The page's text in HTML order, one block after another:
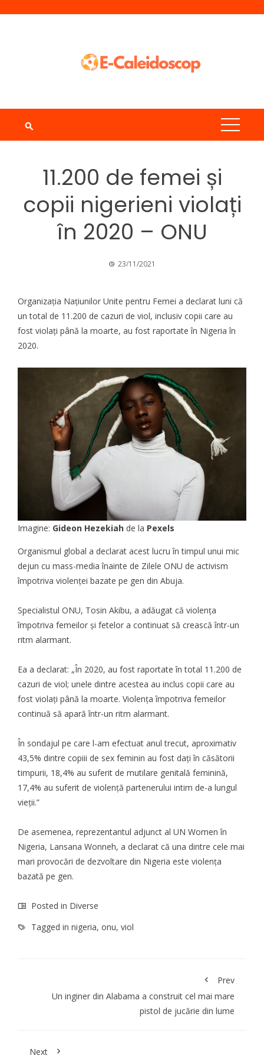
11.200 de femei și
copii nigerieni violați
în 2020 – ONU
23/11/2021
Organizația Națiunilor Unite pentru Femei a declarat luni că
un total de 11.200 de cazuri de viol, inclusiv copii care au
fost violați până la moarte, au fost raportate în Nigeria în
2020.
Imagine: Gideon Hezekiah de la Pexels
Organismul global a declarat acest lucru în timpul unui mic
dejun cu mass-media înainte de Zilele ONU de activism
împotriva violenței bazate pe gen din Abuja.
Specialistul ONU, Tosin Akibu, a adăugat că violența
împotriva femeilor și fetelor a continuat să crească într-un
ritm alarmant.
Ea a declarat: „În 2020, au fost raportate în total 11.200 de
cazuri de viol; unele dintre acestea au inclus copii care au
fost violați până la moarte. Violența împotriva femeilor
continuă să apară într-un ritm alarmant.
În sondajul pe care l-am efectuat anul trecut, aproximativ
43,5% dintre copiii de sex feminin au fost dați în căsătorii
timpurii, 18,4% au suferit de mutilare genitală feminină,
17,4% au suferit de violență partenerului intim de-a lungul
vieții.”
De asemenea, reprezentantul adjunct al UN Women în
Nigeria, Lansana Wonneh, a declarat că una dintre cele mai
mari provocări de dezvoltare din Nigeria este violența
bazată pe gen.
Posted in Diverse
Tagged in nigeria, onu, viol
Prev
Un inginer din Alabama a construit cel mai mare
pistol de jucărie din lume
Next